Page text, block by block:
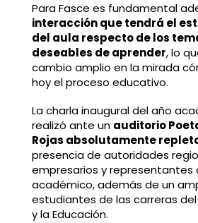
Para Fasce es fundamental
interacción que tendrá el
del aula respecto de los
deseables de aprender, lo
cambio amplio en la mirada
hoy el proceso educativo.
La charla inaugural del año
realizó ante un auditorio
Rojas absolutamente
presencia de autoridades
empresarios y representantes
académico, además de un
estudiantes de las carreras
y la Educación.